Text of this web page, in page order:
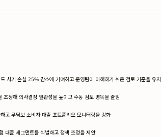
사기 손실 25% 감소에 기여하고 운영팀이 이해하기 쉬운 검토 기준을 유지
정해 의사결정 일관성을 높이고 수동 검토 병목을 줄임
고 무담보 소비자 대출 포트폴리오 모니터링을 강화
대출 세그먼트를 식별하고 정책 조정을 제안